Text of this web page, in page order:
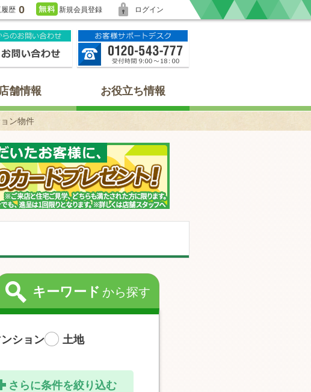
履歴 0 新規会員登録 ログイン
舗情報 お役立ち情報
ン物件
ション 土地
さらに条件を絞り込む
キーワード から探す